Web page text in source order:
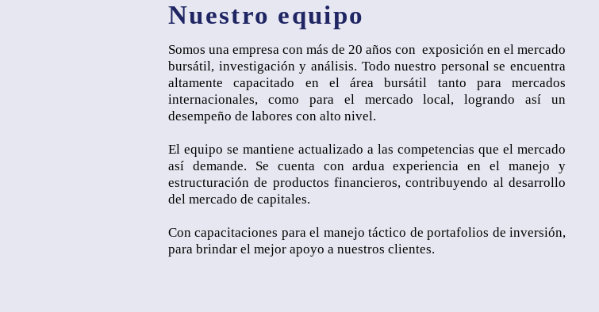
Nuestro equipo
Somos una empresa con más de 20 años con exposición en el mercado
bursátil, investigación y análisis. Todo nuestro personal se encuentra
altamente capacitado en el área bursátil tanto para mercados
internacionales, como para el mercado local, logrando así un
desempeño de labores con alto nivel.
El equipo se mantiene actualizado a las competencias que el mercado
así demande. Se cuenta con ardua experiencia en el manejo y
estructuración de productos financieros, contribuyendo al desarrollo
del mercado de capitales.
Con capacitaciones para el manejo táctico de portafolios de inversión,
para brindar el mejor apoyo a nuestros clientes.